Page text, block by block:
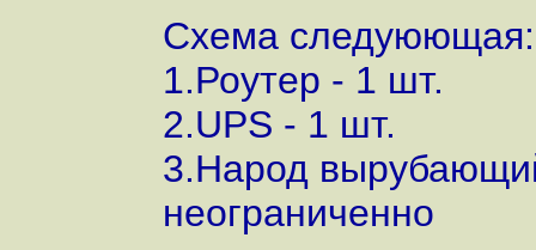
Схема следуюющая:
1.Роутер - 1 шт.
2.UPS - 1 шт.
3.Народ
неограниченно